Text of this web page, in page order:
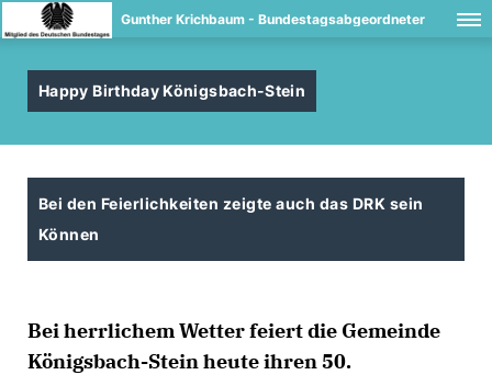
Gunther Krichbaum - Bundestagsabgeordneter
Happy Birthday Königsbach-Stein
Bei den Feierlichkeiten zeigte auch das DRK sein
Können
Bei herrlichem Wetter feiert die Gemeinde
Königsbach-Stein heute ihren 50.